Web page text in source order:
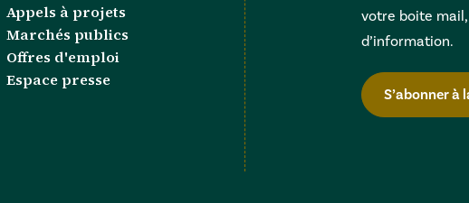
Appels à projets
Marchés publics
Offres d'emploi
Espace presse
votre boite
d’information.
S’abonner à